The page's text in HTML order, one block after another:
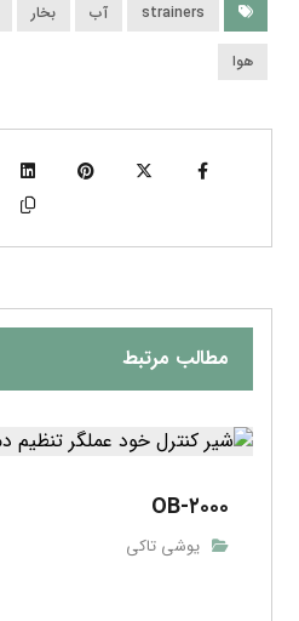
strainers آب بخار
هوا
مطالب مرتبط
OB-۲۰۰۰
یوشی تاکی